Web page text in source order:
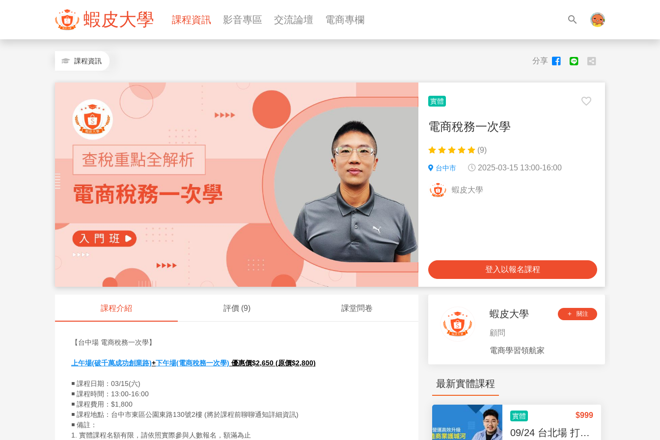
蝦皮大學 課程資訊 影音專區 交流論壇 電商專欄 search
課程資訊 分享
實體 favorite_border
電商稅務一次學
(9)
台中市 2025-03-15 13:00-16:00
蝦皮大學
登入以報名課程
課程介紹 評價 (9) 課堂問卷
【台中場 電商稅務一次學】
上午場(破千萬成功創業路)+下午場(電商稅務一次學) 優惠價$2,650 (原價$2,800)
◾️ 課程日期：03/15(六)
◾️ 課程時間：13:00-16:00
◾️ 課程費用：$1,800
◾️ 課程地點：台中市東區公園東路130號2樓 (將於課程前聊聊通知詳細資訊)
◾️ 備註：
1. 實體課程名額有限，請依照實際參與人數報名，額滿為止
蝦皮大學 add 關注
顧問
電商學習領航家
最新實體課程
實體 $999
09/24 台北場 打造商業護城河